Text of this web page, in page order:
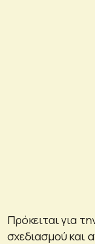
Πρόκειται για
σχεδιασμού και